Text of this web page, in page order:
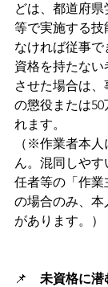
どは、都道府
等で実施する
なければ従事で
資格を持たな
させた場合は
の懲役または
れます。
（※作業者本
ん。混同しや
任者等の「作業
の場合のみ、本
があります。）
📌 未資格に潜